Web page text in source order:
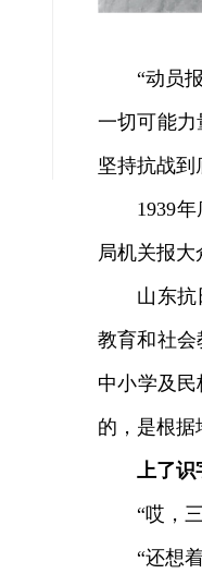
“动员报
一切可能力
坚持抗战到
1939年底
局机关报大
山东抗日
教育和社
中小学及
的，是根据
上了
“哎，三
“还想着